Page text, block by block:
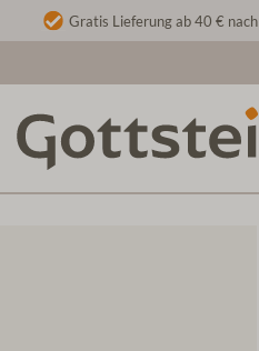
Gratis Lieferung ab 40 €